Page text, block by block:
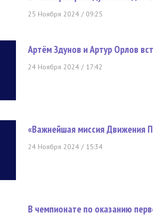
25 Ноября 2024 / 09:25
Артём Здунов и Артур Орлов
24 Ноября 2024 / 17:42
«Важнейшая миссия Движения
24 Ноября 2024 / 15:34
В чемпионате по оказанию